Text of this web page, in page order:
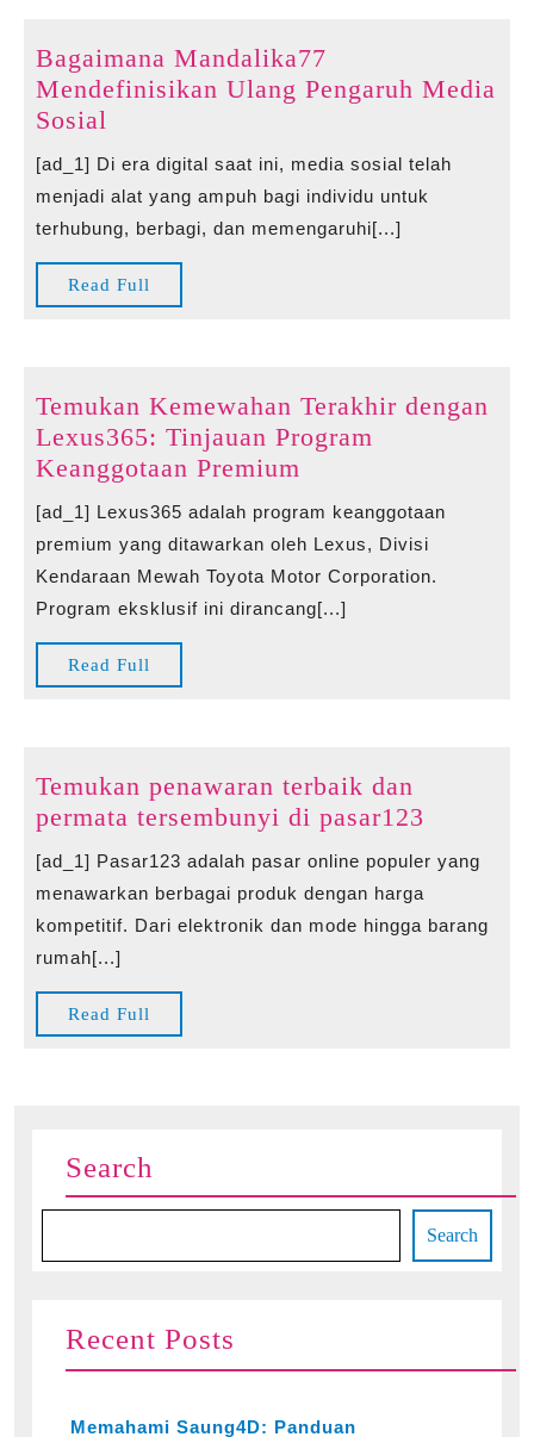
Bagaimana Mandalika77
Mendefinisikan Ulang Pengaruh Media
Sosial
Mandalika77
Mendefinisikan
Ulang
Pengaruh
Media
Sosial
[ad_1] Di era digital saat ini, media sosial telah
menjadi alat yang ampuh bagi individu untuk
terhubung, berbagi, dan memengaruhi[...]
Read Full
Full
Temukan Kemewahan Terakhir dengan
Lexus365: Tinjauan Program
Keanggotaan Premium
Kemewahan
Terakhir
dengan
Lexus365:
Tinjauan
[ad_1] Lexus365 adalah program keanggotaan
premium yang ditawarkan oleh Lexus, Divisi
Kendaraan Mewah Toyota Motor Corporation.
Program eksklusif ini dirancang[...]
Read Full
Full
Temukan penawaran terbaik dan
permata tersembunyi di pasar123
terbaik
dan
permata
[ad_1] Pasar123 adalah pasar online populer yang
menawarkan berbagai produk dengan harga
kompetitif. Dari elektronik dan mode hingga barang
rumah[...]
Read Full
Full
Search
Search
Recent Posts
Memahami Saung4D: Panduan